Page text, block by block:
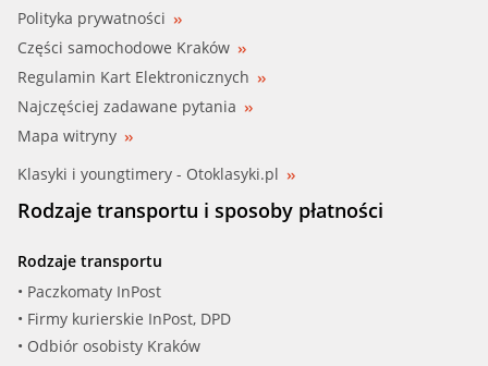
CIFAM (824-919)
CIFAM (824-953)
COMLINE (CTY21045)
CONTI (WPS3038)
DENCKERMAN (A310310)
DENCKERMAN (A310310P)
Polityka prywatności
Części samochodowe Kraków
Regulamin Kart Elektronicznych
Najczęściej zadawane pytania
Mapa witryny
Klasyki i youngtimery - Otoklasyki.pl
Rodzaje transportu i sposoby płatności
Rodzaje transportu
• Paczkomaty InPost
• Firmy kurierskie InPost, DPD
• Odbiór osobisty Kraków